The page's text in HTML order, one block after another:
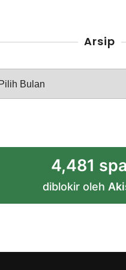
Arsip
4,481
diblokir oleh